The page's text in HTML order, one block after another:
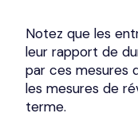
Notez que les
leur rapport de
par ces mesures
les mesures de
terme.